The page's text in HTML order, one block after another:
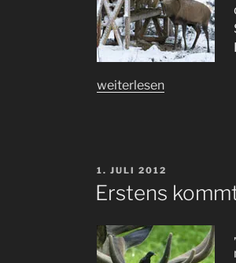
„Forsthaus
weiterlesen
VERÖFFENTLICHT
AM
1. JULI 2012
Erstens